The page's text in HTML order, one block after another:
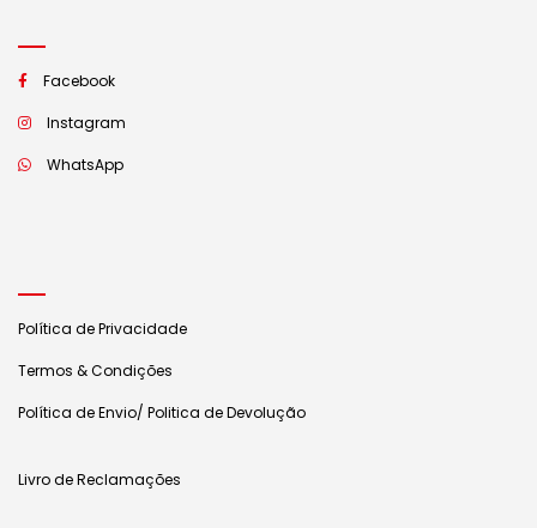
Facebook
Instagram
WhatsApp
Política de Privacidade
Termos & Condições
Política de Envio/ Politica de Devolução
Livro de Reclamações